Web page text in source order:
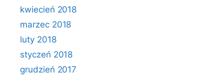
kwiecień 2018
marzec 2018
luty 2018
styczeń 2018
grudzień 2017